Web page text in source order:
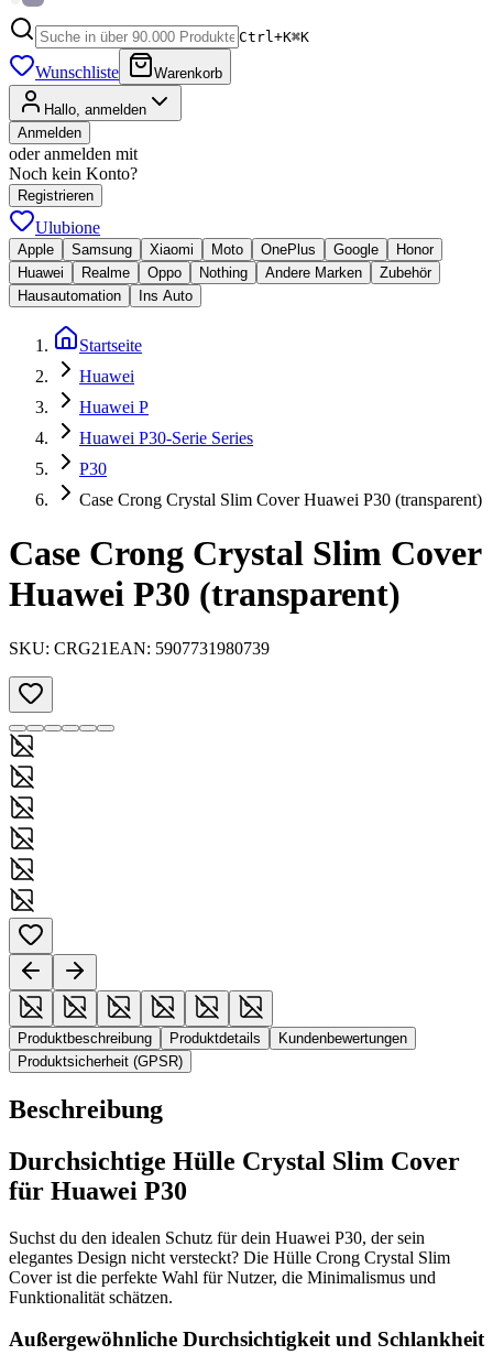
Ctrl+K⌘K
Wunschliste Warenkorb
Hallo, anmelden
Anmelden
oder anmelden mit
Noch kein Konto?
Registrieren
Ulubione
Apple Samsung Xiaomi Moto OnePlus Google
Honor
Huawei
Realme Oppo Nothing Andere Marken
Zubehör
Hausautomation
Ins Auto
Startseite
Huawei
Huawei P
Huawei P30-Serie Series
P30
Case Crong Crystal Slim Cover Huawei P30 (transparent)
Case Crong Crystal Slim Cover
Huawei P30 (transparent)
SKU: CRG21EAN: 5907731980739
Produktbeschreibung Produktdetails
Kundenbewertungen
Produktsicherheit (GPSR)
Beschreibung
Durchsichtige Hülle Crystal Slim Cover
für Huawei P30
Suchst du den idealen Schutz für dein Huawei P30, der sein
elegantes Design nicht versteckt? Die Hülle Crong Crystal Slim
Cover ist die perfekte Wahl für Nutzer, die Minimalismus und
Funktionalität schätzen.
Außergewöhnliche Durchsichtigkeit und Schlankheit